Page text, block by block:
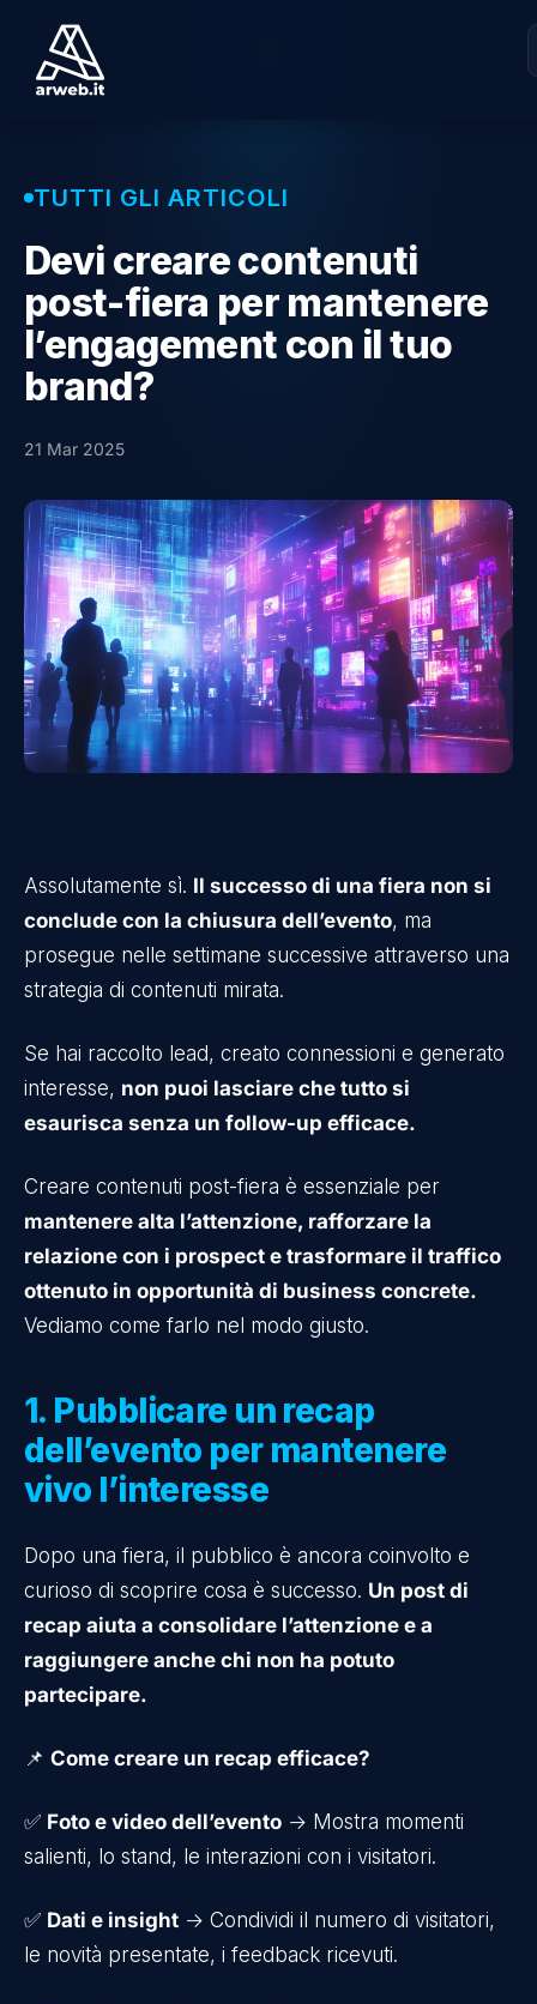
TUTTI GLI ARTICOLI
Devi creare contenuti
post-fiera per mantenere
l’engagement con il tuo
brand?
21 Mar 2025
Assolutamente sì. Il successo di una fiera non si
conclude con la chiusura dell’evento, ma
prosegue nelle settimane successive attraverso una
strategia di contenuti mirata.
Se hai raccolto lead, creato connessioni e generato
interesse, non puoi lasciare che tutto si
esaurisca senza un follow-up efficace.
Creare contenuti post-fiera è essenziale per
mantenere alta l’attenzione, rafforzare la
relazione con i prospect e trasformare il traffico
ottenuto in opportunità di business concrete.
Vediamo come farlo nel modo giusto.
1. Pubblicare un recap
dell’evento per mantenere
vivo l’interesse
Dopo una fiera, il pubblico è ancora coinvolto e
curioso di scoprire cosa è successo. Un post di
recap aiuta a consolidare l’attenzione e a
raggiungere anche chi non ha potuto
partecipare.
📌 Come creare un recap efficace?
✅ Foto e video dell’evento → Mostra momenti
salienti, lo stand, le interazioni con i visitatori.
✅ Dati e insight → Condividi il numero di visitatori,
le novità presentate, i feedback ricevuti.